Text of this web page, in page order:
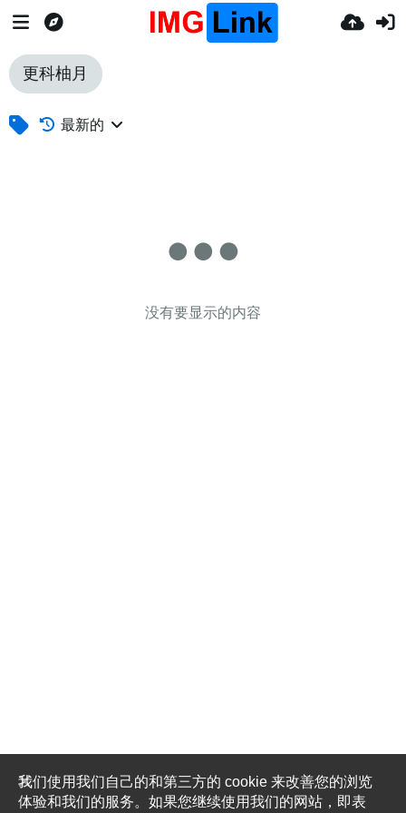
更科柚月
最新的
没有要显示的内容
我们使用我们自己的和第三方的 cookie 来改善您的浏览
体验和我们的服务。如果您继续使用我们的网站，即表